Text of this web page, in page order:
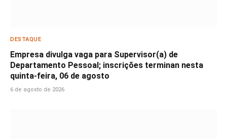
DESTAQUE
Empresa divulga vaga para Supervisor(a) de
Departamento Pessoal; inscrições terminan nesta
quinta-feira, 06 de agosto
6 de agosto de 2026